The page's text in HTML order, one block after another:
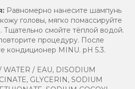
Равномерно нанесите шампунь
головы, мягко помассируйте
Тщательно смойте тёплой водой.
процедуру. После
кондиционер MINU. pH 5.3.
WATER / EAU, DISODIUM
GLYCERIN, SODIUM